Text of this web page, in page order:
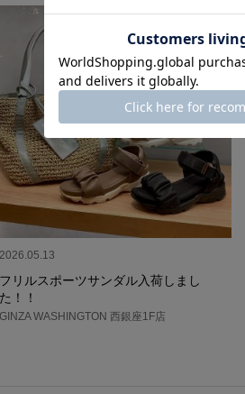
2026.05.13
フリルスポーツサンダル入荷しまし
た！！
GINZA WASHINGTON 西銀座1F店